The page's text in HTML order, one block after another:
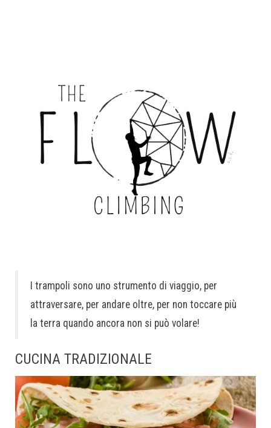
I trampoli sono uno strumento di viaggio, per
attraversare, per andare oltre, per non toccare più
la terra quando ancora non si può volare!
CUCINA TRADIZIONALE